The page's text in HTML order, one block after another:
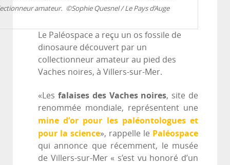
amateur. ©Sophie Quesnel / Le Pays d’Auge
Le Paléospace a reçu un os fossile de
dinosaure découvert par un
collectionneur amateur au pied des
Vaches noires, à Villers-sur-Mer.
«Les falaises des Vaches noires, site de
renommée mondiale, représentent une
mine d’or pour les paléontologues et
pour la science», rappelle le Paléospace
qui annonce que récemment, le musée
de Villers-sur-Mer « s’est vu honoré d’un